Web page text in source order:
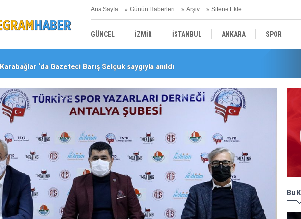
Ana Sayfa Günün Haberleri Arşiv Sitene Ekle
GÜNCEL İZMİR İSTANBUL ANKARA SPOR
YEREL SAĞLIK
Karabağlar ‘da Gazeteci Barış Selçuk saygıyla anıldı
Bu